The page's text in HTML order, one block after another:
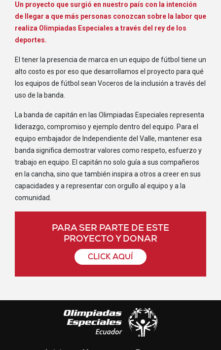
Un proyecto que surgió en nuestro país con la intención
de llegar a que más personas conozcan sobre la labor que
realiza Olimpiadas Especiales a través del rey de los
deportes.
El tener la presencia de marca en un equipo de fútbol tiene un
alto costo es por eso que desarrollamos el proyecto para qué
los equipos de fútbol sean Voceros de la inclusión a través del
uso de la banda.
La banda de capitán en las Olimpiadas Especiales representa
liderazgo, compromiso y ejemplo dentro del equipo. Para el
equipo embajador de Independiente del Valle, mantener esa
banda significa demostrar valores como respeto, esfuerzo y
trabajo en equipo. El capitán no solo guía a sus compañeros
en la cancha, sino que también inspira a otros a creer en sus
capacidades y a representar con orgullo al equipo y a la
comunidad.
PARA SER PARTE DE ESTE
PROYECTO Y DONAR
CLICK AQUÍ